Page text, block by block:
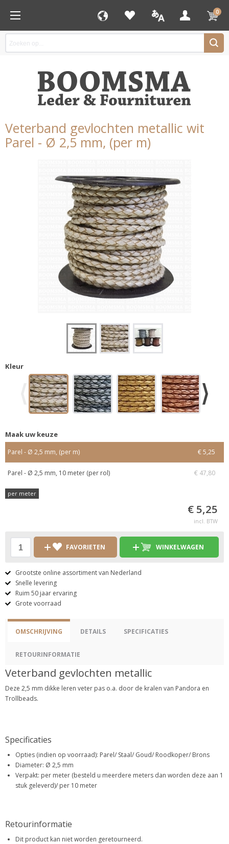
0
Veterband gevlochten metallic wit
Parel - Ø 2,5 mm, (per m)
Kleur
Maak uw keuze
Parel - Ø 2,5 mm, (per m) € 5,25
Parel - Ø 2,5 mm, 10 meter (per rol) € 47,80
per meter
€ 5,25
incl. BTW
FAVORIETEN WINKELWAGEN
Grootste online assortiment van Nederland
Snelle levering
Ruim 50 jaar ervaring
Grote voorraad
OMSCHRIJVING DETAILS SPECIFICATIES
RETOURINFORMATIE
Veterband gevlochten metallic
Deze 2,5 mm dikke leren veter pas o.a. door de kralen van Pandora en
Trollbeads.
Specificaties
Opties (indien op voorraad): Parel/ Staal/ Goud/ Roodkoper/ Brons
Diameter: Ø 2,5 mm
Verpakt: per meter (besteld u meerdere meters dan worden deze aan 1
stuk geleverd)/ per 10 meter
Retourinformatie
Dit product kan niet worden geretourneerd.